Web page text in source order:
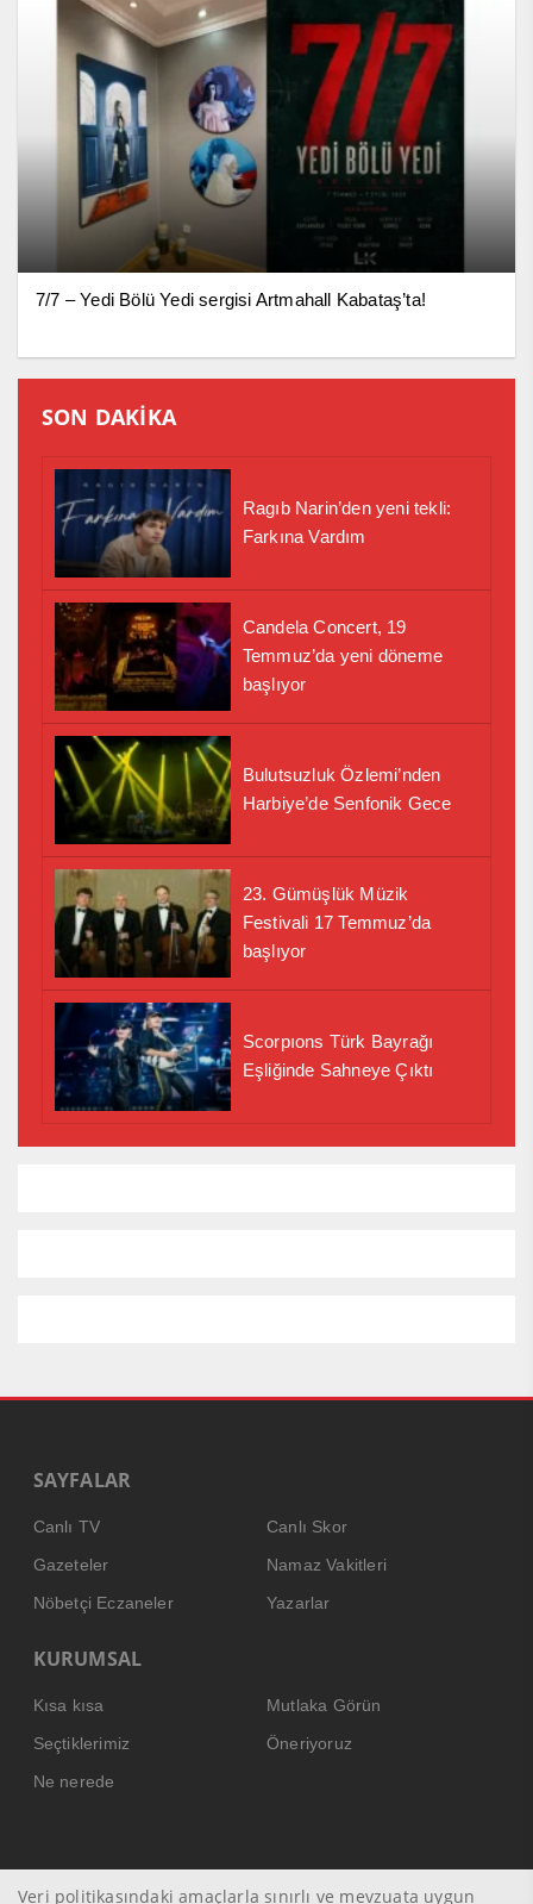
7/7 – Yedi Bölü Yedi sergisi Artmahall Kabataş’ta!
SON DAKİKA
Ragıb Narin’den yeni tekli:
Farkına Vardım
Candela Concert, 19
Temmuz’da yeni döneme
başlıyor
Bulutsuzluk Özlemi’nden
Harbiye’de Senfonik Gece
23. Gümüşlük Müzik
Festivali 17 Temmuz’da
başlıyor
Scorpıons Türk Bayrağı
Eşliğinde Sahneye Çıktı
SAYFALAR
Canlı TV
Canlı Skor
Gazeteler
Namaz Vakitleri
Nöbetçi Eczaneler
Yazarlar
KURUMSAL
Kısa kısa
Mutlaka Görün
Seçtiklerimiz
Öneriyoruz
Ne nerede
Veri politikasındaki amaçlarla sınırlı ve mevzuata uygun